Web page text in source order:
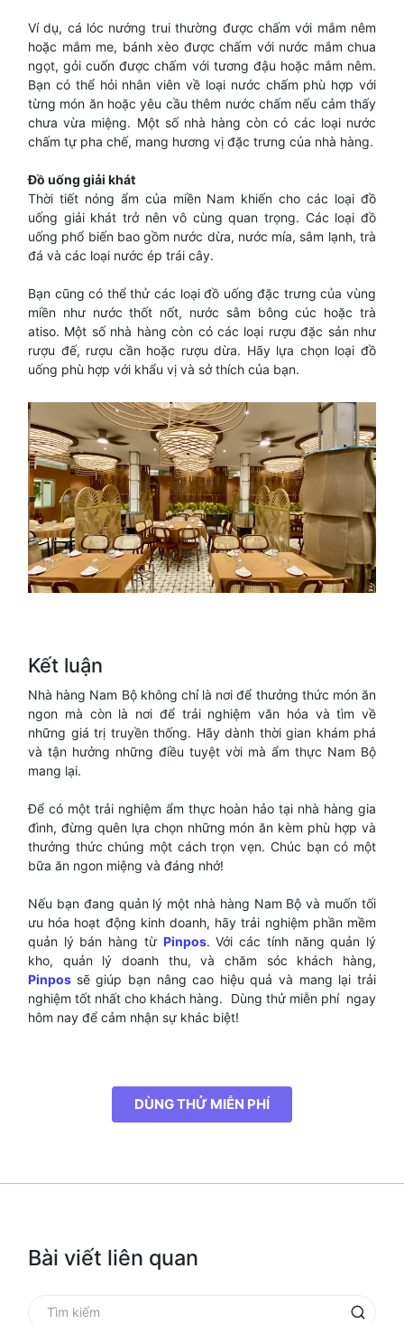
Ví dụ, cá lóc nướng trui thường được chấm với mắm nêm
hoặc mắm me, bánh xèo được chấm với nước mắm chua
ngọt, gỏi cuốn được chấm với tương đậu hoặc mắm nêm.
Bạn có thể hỏi nhân viên về loại nước chấm phù hợp với
từng món ăn hoặc yêu cầu thêm nước chấm nếu cảm thấy
chưa vừa miệng. Một số nhà hàng còn có các loại nước
chấm tự pha chế, mang hương vị đặc trưng của nhà hàng.
Đồ uống giải khát
Thời tiết nóng ẩm của miền Nam khiến cho các loại đồ
uống giải khát trở nên vô cùng quan trọng. Các loại đồ
uống phổ biến bao gồm nước dừa, nước mía, sâm lạnh, trà
đá và các loại nước ép trái cây.
Bạn cũng có thể thử các loại đồ uống đặc trưng của vùng
miền như nước thốt nốt, nước sâm bông cúc hoặc trà
atiso. Một số nhà hàng còn có các loại rượu đặc sản như
rượu đế, rượu cần hoặc rượu dừa. Hãy lựa chọn loại đồ
uống phù hợp với khẩu vị và sở thích của bạn.
Kết luận
Nhà hàng Nam Bộ không chỉ là nơi để thưởng thức món ăn
ngon mà còn là nơi để trải nghiệm văn hóa và tìm về
những giá trị truyền thống. Hãy dành thời gian khám phá
và tận hưởng những điều tuyệt vời mà ẩm thực Nam Bộ
mang lại.
Để có một trải nghiệm ẩm thực hoàn hảo tại nhà hàng gia
đình, đừng quên lựa chọn những món ăn kèm phù hợp và
thưởng thức chúng một cách trọn vẹn. Chúc bạn có một
bữa ăn ngon miệng và đáng nhớ!
Nếu bạn đang quản lý một nhà hàng Nam Bộ và muốn tối
ưu hóa hoạt động kinh doanh, hãy trải nghiệm phần mềm
quản lý bán hàng từ Pinpos. Với các tính năng quản lý
kho, quản lý doanh thu, và chăm sóc khách hàng,
Pinpos sẽ giúp bạn nâng cao hiệu quả và mang lại trải
nghiệm tốt nhất cho khách hàng. Dùng thử miễn phí ngay
hôm nay để cảm nhận sự khác biệt!
DÙNG THỬ MIỄN PHÍ
Bài viết liên quan